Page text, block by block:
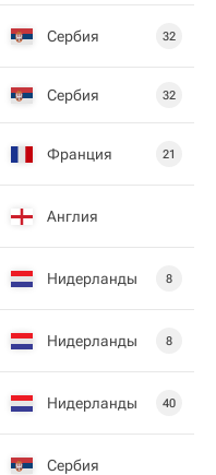
Сербия 32
Сербия 32
Франция 21
Англия
Нидерланды 8
Нидерланды 8
Нидерланды 40
Сербия